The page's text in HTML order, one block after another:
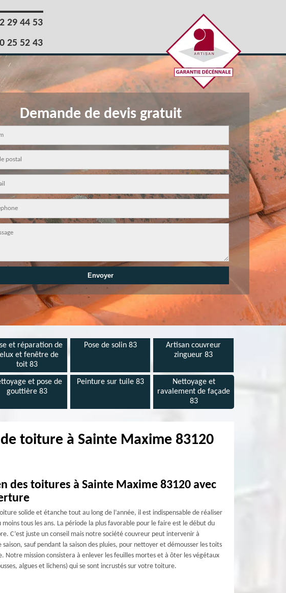
29 44 53
25 52 43
Demande de devis gratuit
et réparation de
et fenêtre de
toit 83
Pose de solin 83
Artisan couvreur
zingueur 83
et pose de
gouttière 83
Peinture sur tuile 83
Nettoyage et
ravalement de façade
83
toiture à Sainte Maxime 83120
des toitures à Sainte Maxime 83120 avec
solide et étanche tout au long de l’année, il est indispensable de réaliser
tous les ans. La période la plus favorable pour le faire est le début du
C’est juste un conseil mais notre société couvreur peut intervenir à
saison, sauf pendant la saison des pluies, pour nettoyer et démousser les toits
Notre mission consistera à enlever les feuilles mortes et à ôter les végétaux
algues et lichens) qui se sont incrustés sur votre toiture.